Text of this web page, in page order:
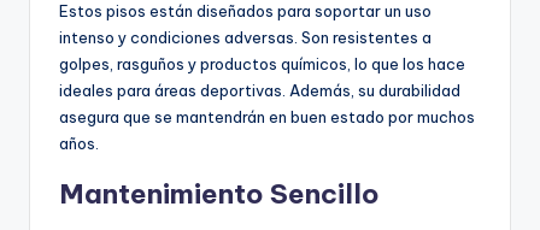
Estos pisos están diseñados para soportar un uso
intenso y condiciones adversas. Son resistentes a
golpes, rasguños y productos químicos, lo que los hace
ideales para áreas deportivas. Además, su durabilidad
asegura que se mantendrán en buen estado por muchos
años.
Mantenimiento Sencillo